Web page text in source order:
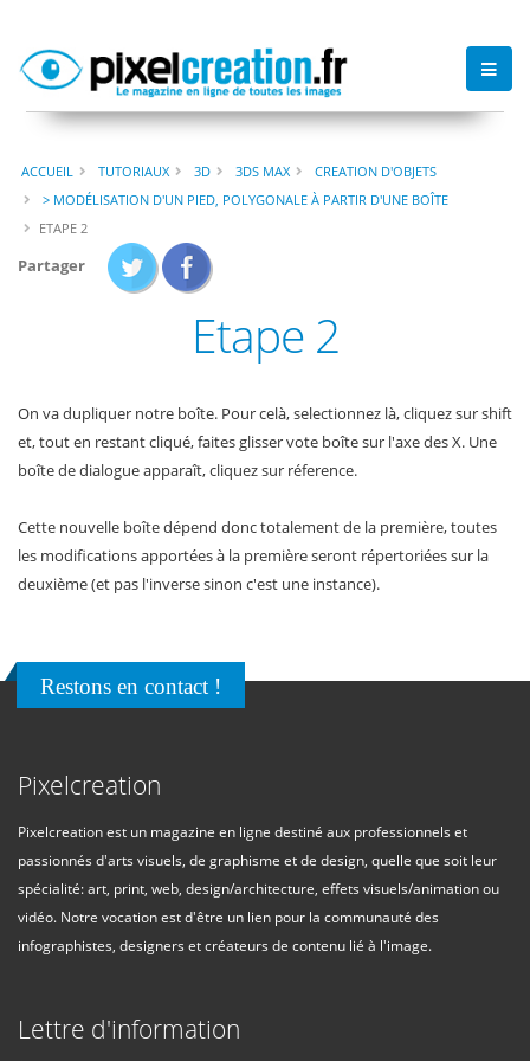
ACCUEIL TUTORIAUX 3D 3DS MAX
CREATION D'OBJETS
> MODÉLISATION D'UN PIED, POLYGONALE À PARTIR D'UNE BOÎTE
ETAPE 2
Partager
Etape 2
On va dupliquer notre boîte. Pour celà, selectionnez là, cliquez sur shift
et, tout en restant cliqué, faites glisser vote boîte sur l'axe des X. Une
boîte de dialogue apparaît, cliquez sur réference.
Cette nouvelle boîte dépend donc totalement de la première, toutes
les modifications apportées à la première seront répertoriées sur la
deuxième (et pas l'inverse sinon c'est une instance).
Restons en contact !
Pixelcreation
Pixelcreation est un magazine en ligne destiné aux professionnels et
passionnés d'arts visuels, de graphisme et de design, quelle que soit leur
spécialité: art, print, web, design/architecture, effets visuels/animation ou
vidéo. Notre vocation est d'être un lien pour la communauté des
infographistes, designers et créateurs de contenu lié à l'image.
Lettre d'information